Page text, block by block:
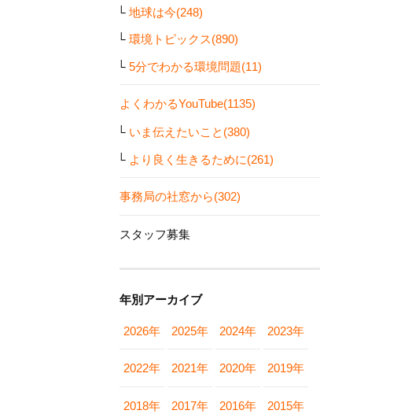
地球は今(248)
環境トピックス(890)
5分でわかる環境問題(11)
よくわかるYouTube(1135)
いま伝えたいこと(380)
より良く生きるために(261)
事務局の社窓から(302)
スタッフ募集
年別アーカイブ
2026年 2025年 2024年 2023年
2022年 2021年 2020年 2019年
2018年 2017年 2016年 2015年